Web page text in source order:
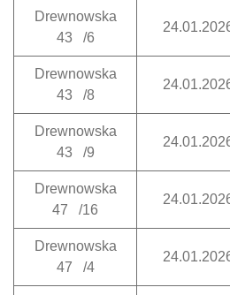
Drewnowska
43 /6
Drewnowska
43 /8
Drewnowska
43 /9
Drewnowska
47 /16
Drewnowska
47 /4